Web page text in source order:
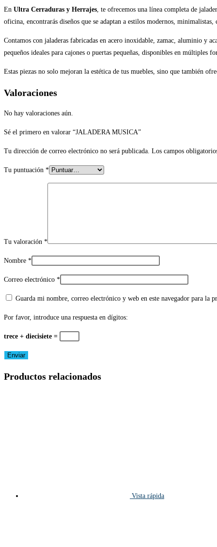
En Ultra Cerraduras y Herrajes, te ofrecemos una línea completa de
oficina, encontrarás diseños que se adaptan a estilos modernos, minimalistas,
Contamos con jaladeras fabricadas en acero inoxidable, zamac, aluminio y
pequeños ideales para cajones o puertas pequeñas, disponibles en múltiples
Estas piezas no solo mejoran la estética de tus muebles, sino que también
Valoraciones
No hay valoraciones aún.
Sé el primero en valorar “JALADERA MUSICA”
Tu dirección de correo electrónico no será publicada. Los campos
Tu puntuación *
Tu valoración *
Nombre *
Correo electrónico *
Guarda mi nombre, correo electrónico y web en este navegador para la
Por favor, introduce una respuesta en dígitos:
trece + diecisiete =
Productos relacionados
Vista rápida